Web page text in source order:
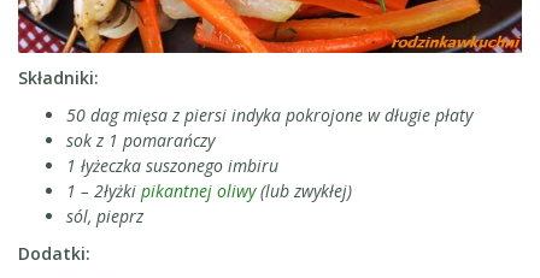
Składniki:
50 dag mięsa z piersi indyka pokrojone w długie płaty
sok z 1 pomarańczy
1 łyżeczka suszonego imbiru
1 – 2łyżki pikantnej oliwy(lub zwykłej)
sól, pieprz
Dodatki: